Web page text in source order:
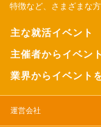
特徴など、さまざまな
主な就活イベント
主催者からイベン
業界からイベント
運営会社